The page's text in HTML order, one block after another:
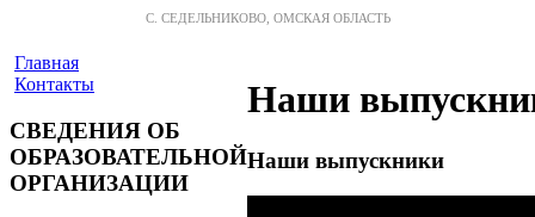
С. СЕДЕЛЬНИКОВО, ОМСКАЯ ОБЛАСТЬ
Главная
Контакты
СВЕДЕНИЯ ОБ
ОБРАЗОВАТЕЛЬНОЙ
ОРГАНИЗАЦИИ
Наши
Наши выпускники